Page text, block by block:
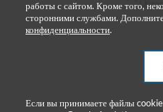
*
работы с сайтом. Кроме того,
сторонними службами.
конфиденциальности.
Если вы принимаете файлы